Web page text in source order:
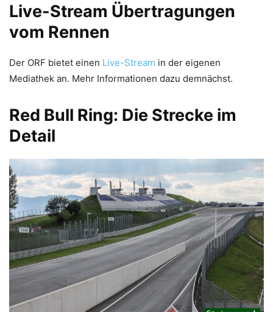
Live-Stream Übertragungen
vom Rennen
Der ORF bietet einen Live-Stream in der eigenen
Mediathek an. Mehr Informationen dazu demnächst.
Red Bull Ring: Die Strecke im
Detail